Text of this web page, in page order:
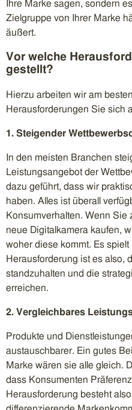
Ihre Marke sagen, sondern
Zielgruppe von Ihrer Marke
äußert.
Vor welche
gestellt?
Hierzu arbeiten wir am
Herausforderungen Sie sich
1. Steigender
In den meisten Branchen
Leistungsangebot der
dazu geführt, dass wir
haben. Alles ist überall
Konsumverhalten. Wenn Sie
neue Digitalkamera kaufen,
woher diese kommt. Es
Herausforderung ist es also,
standzuhalten und die
erreichen.
2. Vergleichbares
Produkte und
austauschbarer. Ein gutes
Marke wären sie alle gleich.
dass Konsumenten
Herausforderung besteht